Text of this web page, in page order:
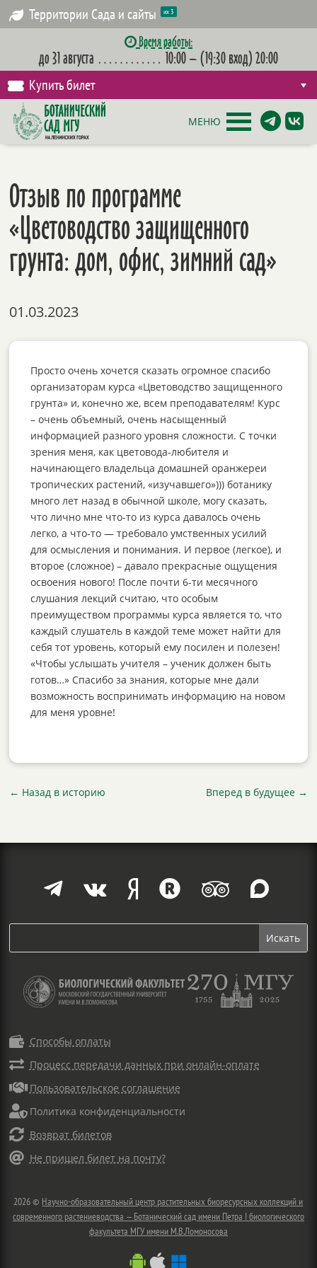
Территории Сада и сайты их 3
Время работы:
до 31 августа ………… 10:00 – (19:30 вход) 20:00
Купить билет
МЕНЮ
Отзыв по программе
«Цветоводство защищенного
грунта: дом, офис, зимний сад»
01.03.2023
Просто очень хочется сказать огромное спасибо
организаторам курса «Цветоводство защищенного
грунта» и, конечно же, всем преподавателям! Курс
– очень объемный, очень насыщенный
информацией разного уровня сложности. С точки
зрения меня, как цветовода-любителя и
начинающего владельца домашней оранжереи
тропических растений, «изучавшего»))) ботанику
много лет назад в обычной школе, могу сказать,
что лично мне что-то из курса давалось очень
легко, а что-то — требовало умственных усилий
для осмысления и понимания. И первое (легкое), и
второе (сложное) – давало прекрасные ощущения
освоения нового! После почти 6-ти месячного
слушания лекций считаю, что особым
преимуществом программы курса является то, что
каждый слушатель в каждой теме может найти для
себя тот уровень, который ему посилен и полезен!
«Чтобы услышать учителя – ученик должен быть
готов…» Спасибо за знания, которые мне дали
возможность воспринимать информацию на новом
для меня уровне!
← Назад в историю Вперед в будущее→
     
 Способы оплаты
 Процесс передачи данных при онлайн-оплате
 Пользовательское соглашение
 Политика конфиденциальности
 Возврат билетов
 Не пришел билет на почту?
2026 © Научно-образовательный центр растительных биоресурсных коллекций и
современного растениеводства — Ботанический сад имени Петра I биологического
факультета МГУ имени М.В.Ломоносова